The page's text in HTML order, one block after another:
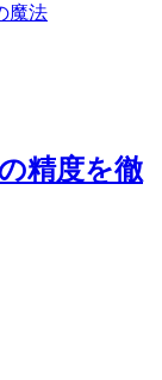
魔法
精度を徹